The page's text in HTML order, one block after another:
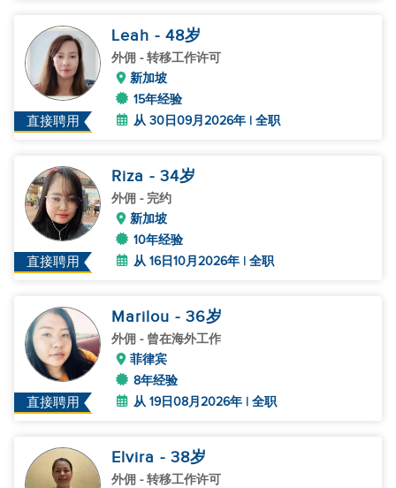
直接聘用
Leah - 48岁
外佣 - 转移工作许可
新加坡
15年经验
从 30日09月2026年 | 全职
直接聘用
Riza - 34岁
外佣 - 完约
新加坡
10年经验
从 16日10月2026年 | 全职
直接聘用
Marilou - 36岁
外佣 - 曾在海外工作
菲律宾
8年经验
从 19日08月2026年 | 全职
Elvira - 38岁
外佣 - 转移工作许可